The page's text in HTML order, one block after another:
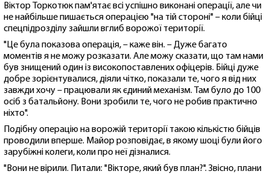
Віктор Торкотюк пам'ятає всі успішно виконані операції, але чи
не найбільше пишається операцією "на тій стороні" – коли бійці
спецпідрозділу зайшли вглиб ворожої території.
"Це була показова операція, – каже він. – Дуже багато
моментів я не можу розказати. Але можу сказати, що там нами
був знищений один із високопоставлених офіцерів. Бійці дуже
добре зорієнтувалися, діяли чітко, показали те, чого я від них
завжди хочу – працювали як єдиний механізм. Там було до 100
осіб з батальйону. Вони зробили те, чого не робив практично
ніхто".
Подібну операцію на ворожій території такою кількістю бійців
проводили вперше. Майор розповідає, в якому шоці були його
зарубіжні колеги, коли про неї дізналися.
"Вони не вірили. Питали: "Вікторе, який був план?". Звісно, плани